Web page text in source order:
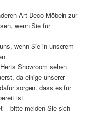
Art-Deco-Möbeln zur
wenn Sie für
wenn Sie in unserem
Showroom sehen
da einige unserer
sorgen, dass es für
ist
– bitte melden Sie sich